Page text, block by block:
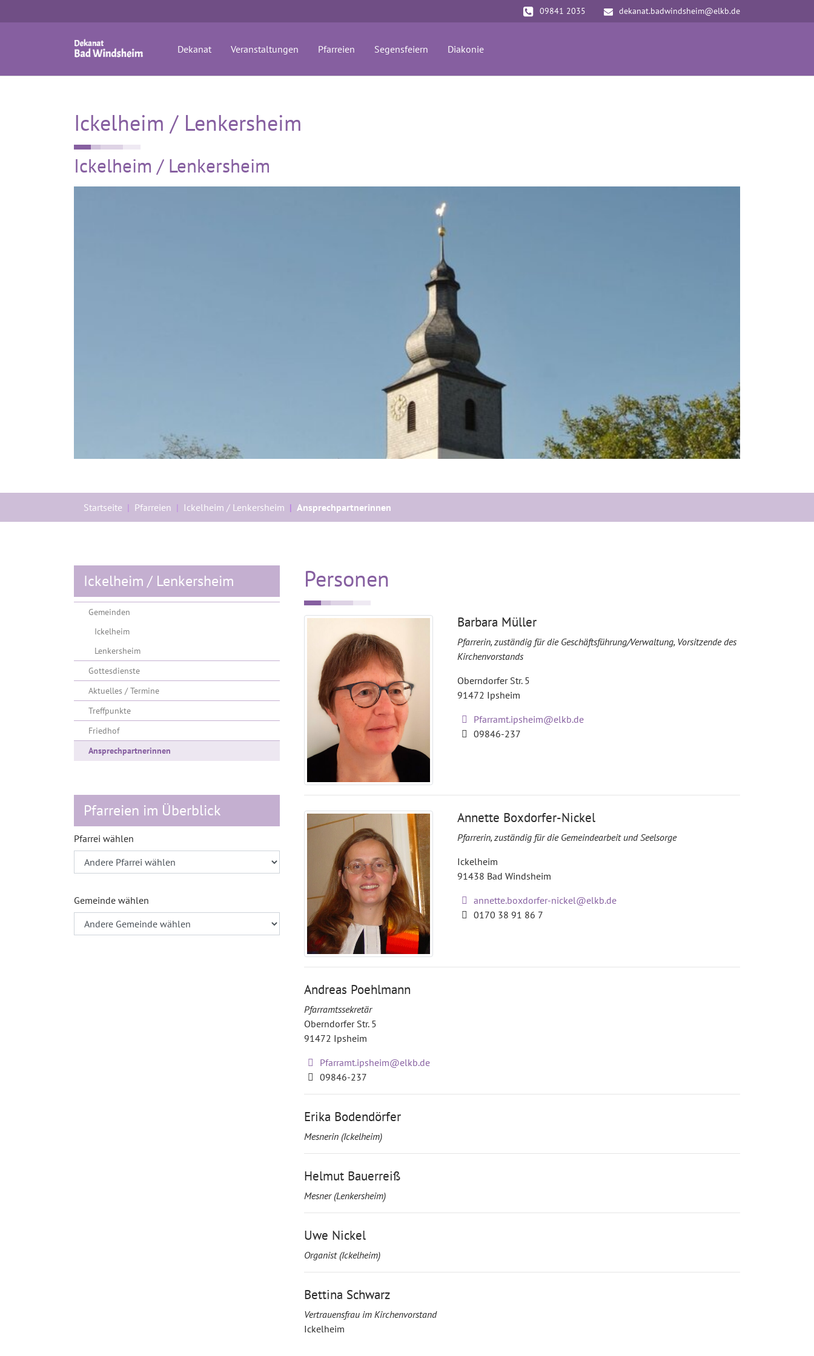
09841 2035 dekanat.badwindsheim@elkb.de
Dekanat Veranstaltungen Pfarreien Segensfeiern Diakonie
Ickelheim / Lenkersheim
Ickelheim / Lenkersheim
Startseite Pfarreien Ickelheim / Lenkersheim Ansprechpartnerinnen
Ickelheim / Lenkersheim
Gemeinden
Ickelheim
Lenkersheim
Gottesdienste
Aktuelles / Termine
Treffpunkte
Friedhof
Ansprechpartnerinnen
Pfarreien im Überblick
Pfarrei wählen
Gemeinde wählen
Personen
Barbara Müller
Pfarrerin, zuständig für die Geschäftsführung/Verwaltung, Vorsitzende des
Kirchenvorstands
Oberndorfer Str. 5
91472 Ipsheim
Pfarramt.ipsheim@elkb.de
09846-237
Annette Boxdorfer-Nickel
Pfarrerin, zuständig für die Gemeindearbeit und Seelsorge
Ickelheim
91438 Bad Windsheim
annette.boxdorfer-nickel@elkb.de
0170 38 91 86 7
Andreas Poehlmann
Pfarramtssekretär
Oberndorfer Str. 5
91472 Ipsheim
Pfarramt.ipsheim@elkb.de
09846-237
Erika Bodendörfer
Mesnerin (Ickelheim)
Helmut Bauerreiß
Mesner (Lenkersheim)
Uwe Nickel
Organist (Ickelheim)
Bettina Schwarz
Vertrauensfrau im Kirchenvorstand
Ickelheim